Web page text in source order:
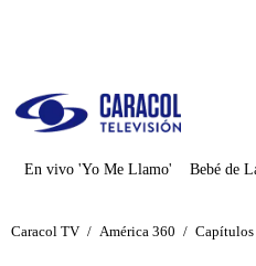
En vivo 'Yo Me Llamo' Bebé de
Caracol TV / América 360 / Capítulos